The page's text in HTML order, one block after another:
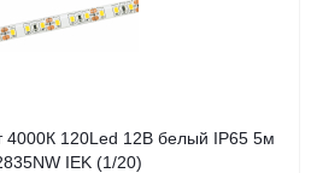
4000К 120Led 12В белый IP65 5м
IEK (1/20)